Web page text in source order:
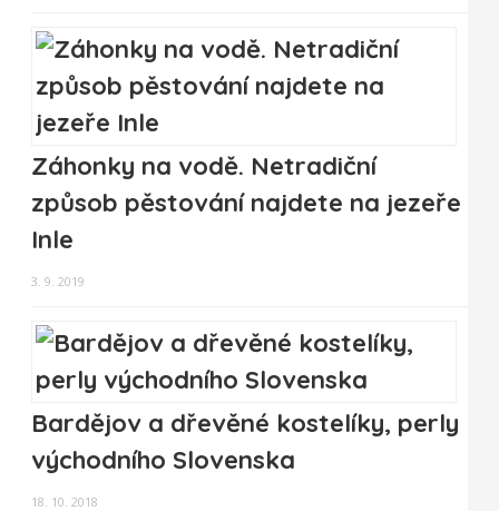
Záhonky na vodě. Netradiční
způsob pěstování najdete na jezeře
Inle
3. 9. 2019
Bardějov a dřevěné kostelíky, perly
východního Slovenska
18. 10. 2018